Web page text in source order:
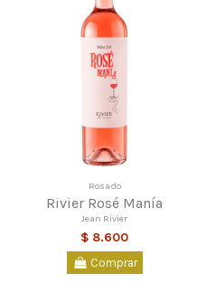
Rosado
Rivier Rosé Manía
Jean Rivier
$ 8.600
Comprar